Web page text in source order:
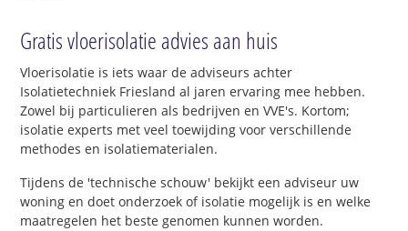
Gratis vloerisolatie advies aan huis
Vloerisolatie is iets waar de adviseurs achter
Isolatietechniek Friesland al jaren ervaring mee hebben.
Zowel bij particulieren als bedrijven en VVE's. Kortom;
isolatie experts met veel toewijding voor verschillende
methodes en isolatiematerialen.
Tijdens de 'technische schouw' bekijkt een adviseur uw
woning en doet onderzoek of isolatie mogelijk is en welke
maatregelen het beste genomen kunnen worden.